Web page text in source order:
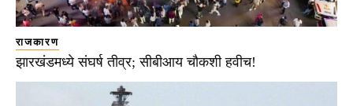
राजकारण
झारखंडमध्ये संघर्ष तीव्र; सीबीआय चौकशी हवीच!